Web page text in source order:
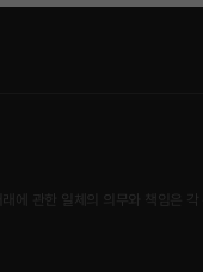
관한 일체의 의무와 책임은 각